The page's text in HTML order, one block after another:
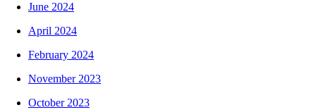
June 2024
April 2024
February 2024
November 2023
October 2023